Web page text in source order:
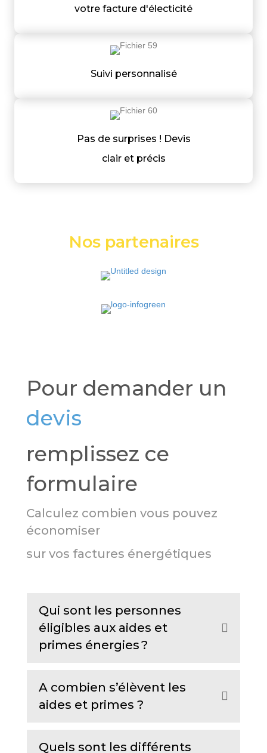
votre facture d'électicité
Suivi personnalisé
Pas de surprises ! Devis
clair et précis
Nos partenaires
Pour demander un
devis
remplissez ce
formulaire
Calculez combien vous pouvez
économiser
sur vos factures énergétiques
Qui sont les personnes
éligibles aux aides et
primes énergies ?
A combien s’élèvent les
aides et primes ?
Quels sont les différents